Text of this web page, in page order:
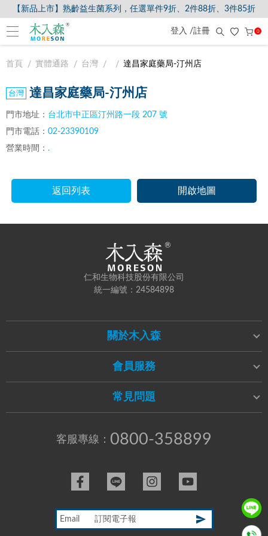
【新品上市】熟齡益生菌系列，任選單件9折、2件88折、3件85折
登入 /註冊 0
首頁 實體通路 台灣 達昌家庭藥局-汀州店
達昌家庭藥局-汀州店
門市地址： 台北市中正區汀州路一段 207 號
門市電話： 02-23390109
營業時間： .
返回列表 開啟地圖
仁和生物科技股份有限公司
統一編號：24584898
關於木入森
會員服務
常見問題
客服專線： 0800-358899
Email